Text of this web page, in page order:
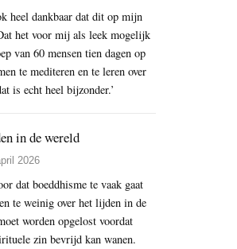
heel dankbaar dat dit op mijn
het voor mij als leek mogelijk
van 60 mensen tien dagen op
te mediteren en te leren over
is echt heel bijzonder.’
in de wereld
2026
dat boeddhisme te vaak gaat
te weinig over het lijden in de
worden opgelost voordat
zin bevrijd kan wanen.